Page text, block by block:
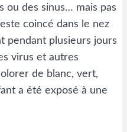
ou des sinus… mais pas
coincé dans le nez
pendant plusieurs jours
virus et autres
de blanc, vert,
a été exposé à une